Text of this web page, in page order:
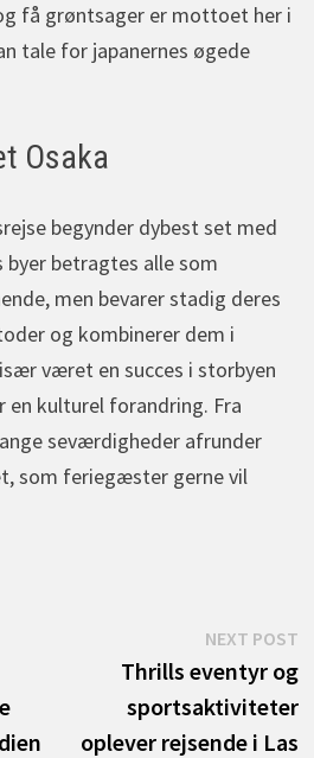
få grøntsager er mottoet her i
tale for japanernes øgede
Osaka
begynder dybest set med
betragtes alle som
men bevarer stadig deres
og kombinerer dem i
været en succes i storbyen
kulturel forandring. Fra
seværdigheder afrunder
som feriegæster gerne vil
NEXT POST
Thrills eventyr og
sportsaktiviteter
oplever rejsende i Las